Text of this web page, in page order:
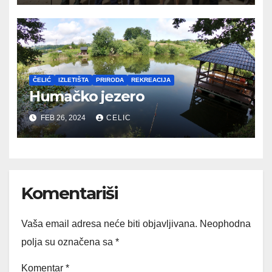
ČELIĆ IZLETIŠTA PRIRODA REKREACIJA
Humačko jezero
FEB 26, 2024 CELIC
Komentariši
Vaša email adresa neće biti objavljivana. Neophodna
polja su označena sa *
Komentar *